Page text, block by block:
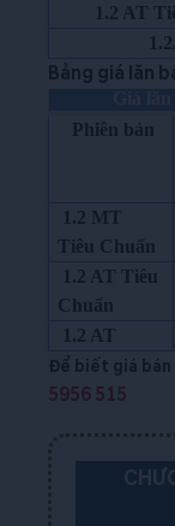
1.2 AT
Bảng giá lăn
Phiên bản
1.2 MT
Tiêu Chuẩn
1.2 AT Tiêu
Chuẩn
1.2 AT
Để biết giá bán
5956 515